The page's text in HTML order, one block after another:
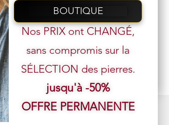
19,00€ 12,00€
Ajouter au panier
BOUTIQUE
Nos PRIX ont CHANGÉ,
sans compromis sur la
SÉLECTION des pierres.
jusqu'à -50%
OFFRE PERMANENTE